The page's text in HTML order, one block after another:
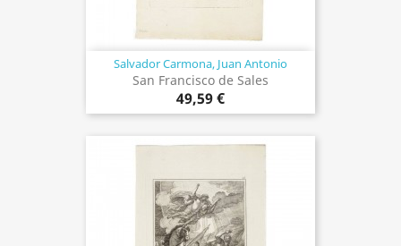
Salvador Carmona, Juan Antonio
San Francisco de Sales
49,59 €